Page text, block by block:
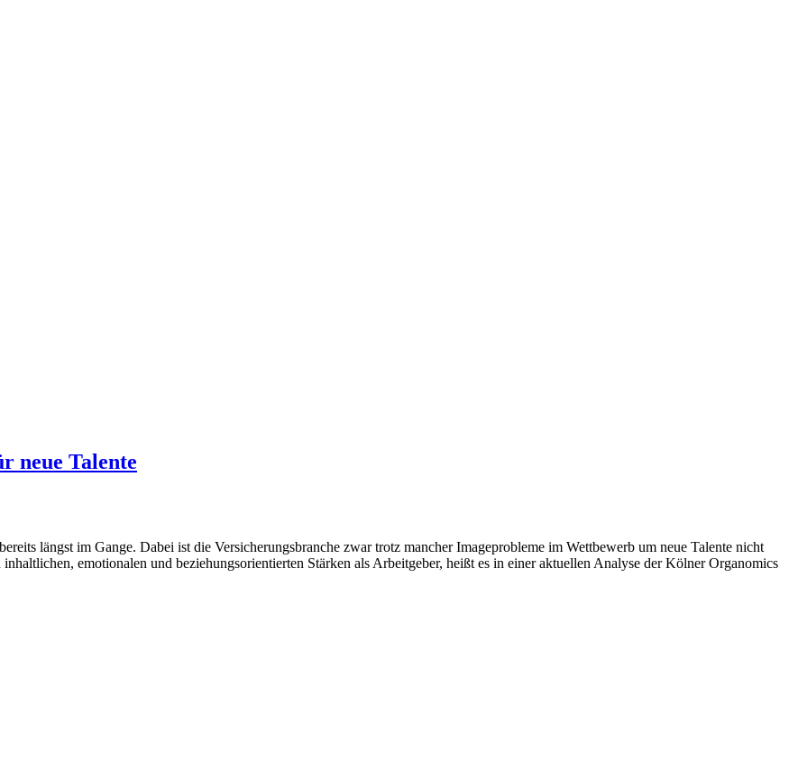
neue Talente
längst im Gange. Dabei ist die Versicherungsbranche zwar trotz mancher Imageprobleme im Wettbewerb um neue Talente nicht
emotionalen und beziehungsorientierten Stärken als Arbeitgeber, heißt es in einer aktuellen Analyse der Kölner Organomics